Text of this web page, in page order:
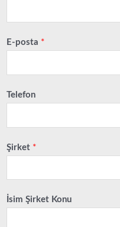
E-posta *
Telefon
Şirket *
İsim Şirket Konu